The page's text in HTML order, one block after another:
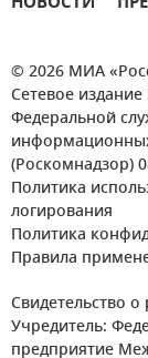
© 2026 МИА
Сетевое
Федеральной
(Роскомнадзор)
Политика
логирования
Политика
Правила
Свидетельство
Учредитель:
предприятие